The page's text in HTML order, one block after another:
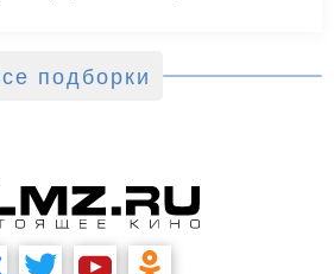
любви (1984)
подборки